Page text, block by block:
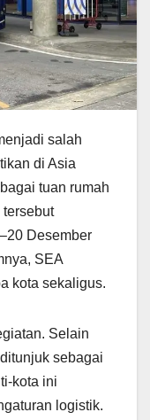
salah
di Asia
tuan rumah
Desember
SEA
kota sekaligus.
Selain
sebagai
kota ini
logistik.